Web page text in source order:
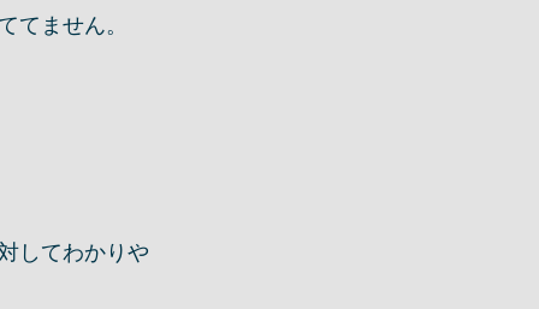
てません。
してわかりや